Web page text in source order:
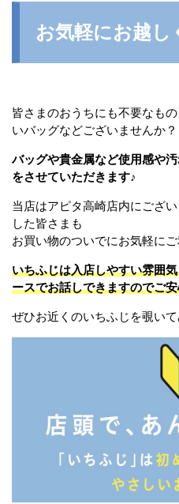
お気軽にお越し
皆さまのおうちにも不要なも
いバッグなどございませんか？
バッグや貴金属など使用感や
をさせていただきます♪
当店はアピタ高崎店内にござ
した皆さまも
お買い物のついでにお気軽に
いちふじは入店しやすい雰囲
ースでお話しできますのでご
ぜひお近くのいちふじを覗い